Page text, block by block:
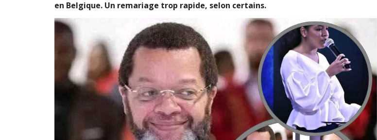
en Belgique. Un remariage trop rapide, selon certains.